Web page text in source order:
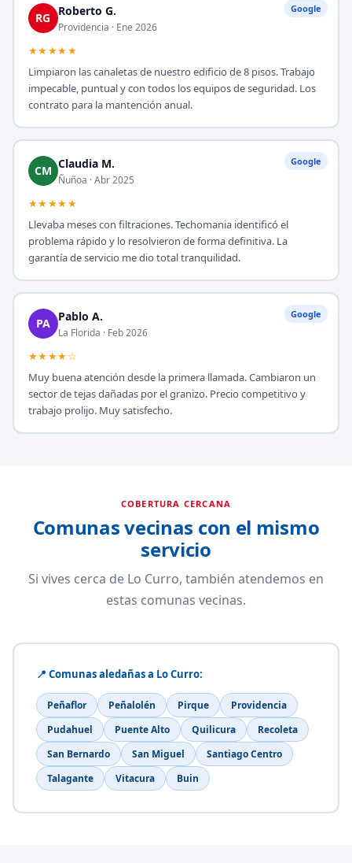
Google
RG Roberto G.
Providencia · Ene 2026
★★★★★
Limpiaron las canaletas de nuestro edificio de 8 pisos. Trabajo
impecable, puntual y con todos los equipos de seguridad. Los
contrato para la mantención anual.
Google
CM Claudia M.
Ñuñoa · Abr 2025
★★★★★
Llevaba meses con filtraciones. Techomania identificó el
problema rápido y lo resolvieron de forma definitiva. La
garantía de servicio me dio total tranquilidad.
Google
PA Pablo A.
La Florida · Feb 2026
★★★★☆
Muy buena atención desde la primera llamada. Cambiaron un
sector de tejas dañadas por el granizo. Precio competitivo y
trabajo prolijo. Muy satisfecho.
COBERTURA CERCANA
Comunas vecinas con el mismo
servicio
Si vives cerca de Lo Curro, también atendemos en
estas comunas vecinas.
📍 Comunas aledañas a Lo Curro:
Peñaflor Peñalolén Pirque
Providencia
Pudahuel
Puente Alto Quilicura
Recoleta
San Bernardo
San Miguel
Santiago Centro
Talagante
Vitacura Buin